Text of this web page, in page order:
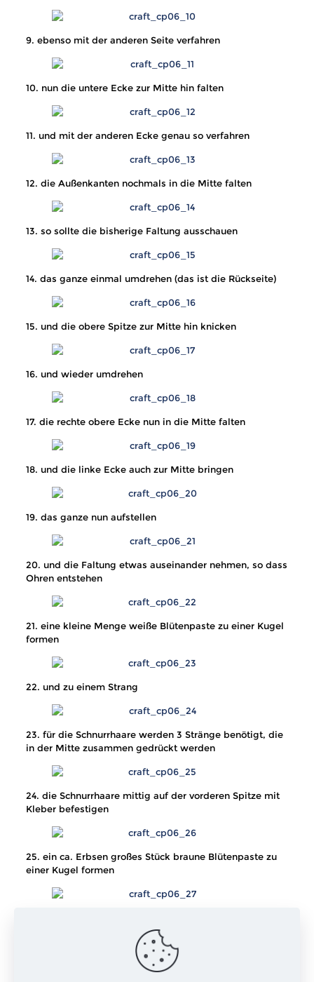
9. ebenso mit der anderen Seite verfahren
10. nun die untere Ecke zur Mitte hin falten
11. und mit der anderen Ecke genau so verfahren
12. die Außenkanten nochmals in die Mitte falten
13. so sollte die bisherige Faltung ausschauen
14. das ganze einmal umdrehen (das ist die Rückseite)
15. und die obere Spitze zur Mitte hin knicken
16. und wieder umdrehen
17. die rechte obere Ecke nun in die Mitte falten
18. und die linke Ecke auch zur Mitte bringen
19. das ganze nun aufstellen
20. und die Faltung etwas auseinander nehmen, so dass
Ohren entstehen
21. eine kleine Menge weiße Blütenpaste zu einer Kugel
formen
22. und zu einem Strang
23. für die Schnurrhaare werden 3 Stränge benötigt, die
in der Mitte zusammen gedrückt werden
24. die Schnurrhaare mittig auf der vorderen Spitze mit
Kleber befestigen
25. ein ca. Erbsen großes Stück braune Blütenpaste zu
einer Kugel formen
27. den anderen Zeigefinger oben drauf drücken